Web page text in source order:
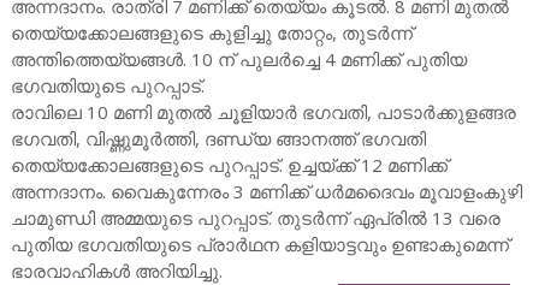
അന്നദാനം. രാത്രി 7 മണിക്ക് തെയ്യം കൂടൽ. 8 മണി മുതൽ
തെയ്യക്കോലങ്ങളുടെ കുളിച്ചു തോറ്റം, തുടർന്ന്
അന്തിത്തെയ്യങ്ങൾ. 10 ന് പുലർച്ചെ 4 മണിക്ക് പുതിയ
ഭഗവതിയുടെ പുറപ്പാട്.
രാവിലെ 10 മണി മുതൽ ചൂളിയാർ ഭഗവതി, പാടാർക്കുളങ്ങര
ഭഗവതി, വിഷ്ണുമൂർത്തി, ദണ്ഡ്യ ങ്ങാനത്ത് ഭഗവതി
തെയ്യക്കോലങ്ങളുടെ പുറപ്പാട്. ഉച്ചയ്ക്ക് 12 മണിക്ക്
അന്നദാനം. വൈകുന്നേരം 3 മണിക്ക് ധർമദൈവം മൂവാളംകുഴി
ചാമുണ്ഡി അമ്മയുടെ പുറപ്പാട്. തുടർന്ന് ഏപ്രിൽ 13 വരെ
പുതിയ ഭഗവതിയുടെ പ്രാർഥന കളിയാട്ടവും ഉണ്ടാകുമെന്ന്
ഭാരവാഹികൾ അറിയിച്ചു.